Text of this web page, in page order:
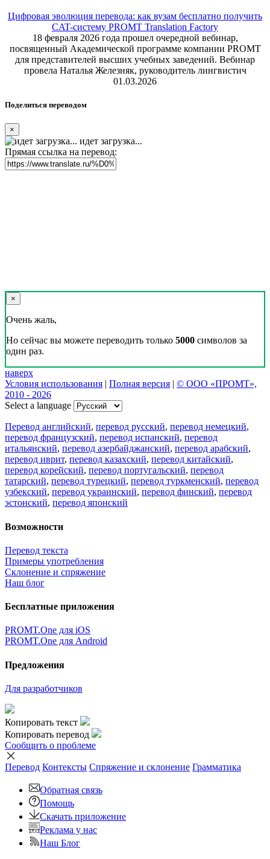
Цифровая эволюция перевода: как вузам бесплатно получить
CAT-систему PROMT Translation Factory
18 февраля 2026 года прошел очередной вебинар,
посвященный Академической программе компании PROMT
для представителей высших учебных заведений. Вебинар
провела Наталья Железняк, руководитель лингвистич
01.03.2026
Поделиться переводом
×
идет загрузка...
Прямая ссылка на перевод:
×
Очень жаль,
Но сейчас вы можете переводить только 5000 символов за
один раз.
наверх
Условия использования | Полная версия | © ООО «ПРОМТ»,
2010 - 2026
Select a language
Перевод английский, перевод русский, перевод немецкий,
перевод французский, перевод испанский, перевод
итальянский, перевод азербайджанский, перевод арабский,
перевод иврит, перевод казахский, перевод китайский,
перевод корейский, перевод португальский, перевод
татарский, перевод турецкий, перевод туркменский, перевод
узбекский, перевод украинский, перевод финский, перевод
эстонский, перевод японский
Возможности
Перевод текста
Примеры употребления
Склонение и спряжение
Наш блог
Бесплатные приложения
PROMT.One для iOS
PROMT.One для Android
Предложения
Для разработчиков
Копировать текст
Копировать перевод
Сообщить о проблеме
Перевод Контексты Спряжение и склонение Грамматика
Обратная связь
Помощь
Скачать приложение
Реклама у нас
Наш Блог